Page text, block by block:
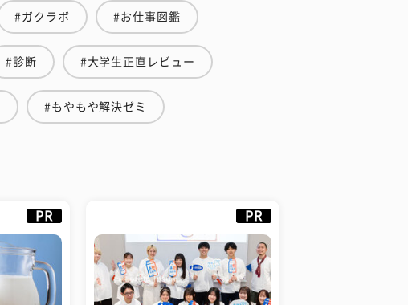
#ガクラボ #お仕事図鑑
#診断 #大学生正直レビュー
#もやもや解決ゼミ
PR PR